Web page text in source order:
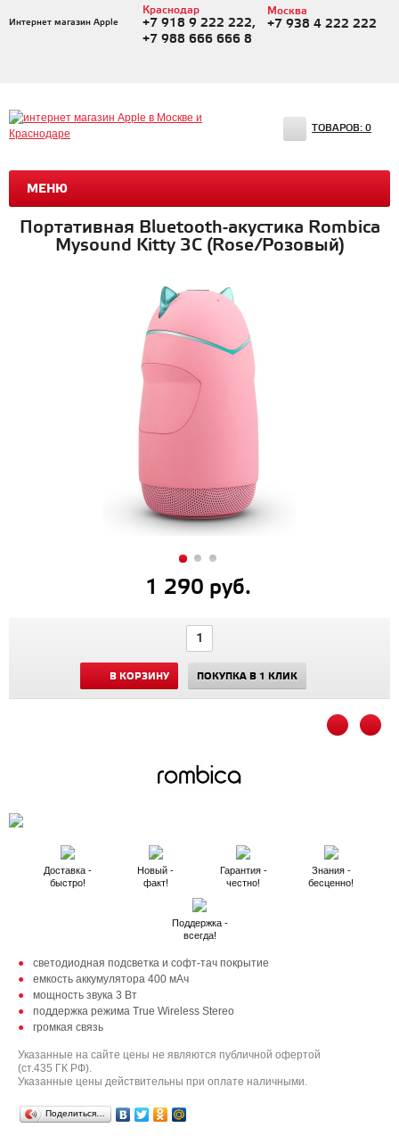
Интернет магазин Apple
Краснодар
+7 918 9 222 222,
+7 988 666 666 8
Москва
+7 938 4 222 222
МЕНЮ
ТОВАРОВ: 0
Портативная Bluetooth-акустика Rombica
Mysound Kitty 3C (Rose/Розовый)
1 290 руб.
В КОРЗИНУ ПОКУПКА В 1 КЛИК
Доставка -
быстро!
Новый -
факт!
Гарантия -
честно!
Знания -
бесценно!
Поддержка -
всегда!
светодиодная подсветка и cофт-тач покрытие
емкость аккумулятора 400 мАч
мощность звука 3 Вт
поддержка режима True Wireless Stereo
громкая связь
Указанные на сайте цены не являются публичной офертой
(ст.435 ГК РФ).
Указанные цены действительны при оплате наличными.
Поделиться…